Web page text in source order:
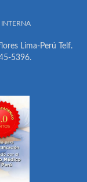
Lima-Perú Telf.
5396.